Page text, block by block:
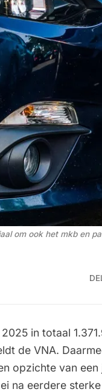
om ook het mkb en
in totaal
de VNA.
opzichte van een
na eerdere sterke